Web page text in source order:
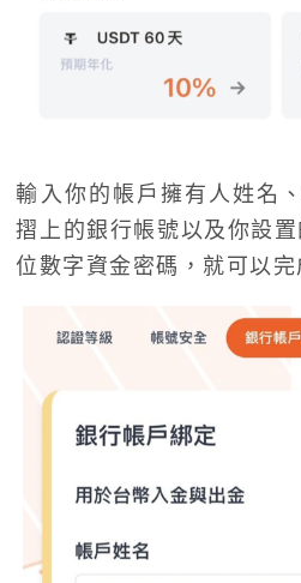
輸入你的帳戶擁有人姓名
摺上的銀行帳號以及你設
位數字資金密碼，就可以完